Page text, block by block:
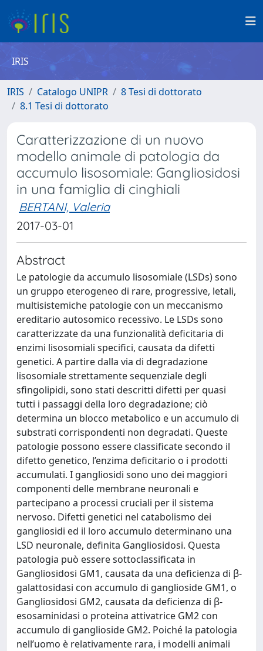
IRIS
IRIS Catalogo UNIPR
8 Tesi di dottorato
8.1 Tesi di dottorato
Caratterizzazione di un nuovo
modello animale di patologia da
accumulo lisosomiale: Gangliosidosi
in una famiglia di cinghiali
BERTANI, Valeria
2017-03-01
Abstract
Le patologie da accumulo lisosomiale (LSDs) sono
un gruppo eterogeneo di rare, progressive, letali,
multisistemiche patologie con un meccanismo
ereditario autosomico recessivo. Le LSDs sono
caratterizzate da una funzionalità deficitaria di
enzimi lisosomiali specifici, causata da difetti
genetici. A partire dalla via di degradazione
lisosomiale strettamente sequenziale degli
sfingolipidi, sono stati descritti difetti per quasi
tutti i passaggi della loro degradazione; ciò
determina un blocco metabolico e un accumulo di
substrati corrispondenti non degradati. Queste
patologie possono essere classificate secondo il
difetto genetico, l’enzima deficitario o i prodotti
accumulati. I gangliosidi sono uno dei maggiori
componenti delle membrane neuronali e
partecipano a processi cruciali per il sistema
nervoso. Difetti genetici nel catabolismo dei
gangliosidi ed il loro accumulo determinano una
LSD neuronale, definita Gangliosidosi. Questa
patologia può essere sottoclassificata in
Gangliosidosi GM1, causata da una deficienza di β-
galattosidasi con accumulo di ganglioside GM1, o
Gangliosidosi GM2, causata da deficienza di β-
esosaminidasi o proteina attivatrice GM2 con
accumulo di ganglioside GM2. Poiché la patologia
nell’uomo è relativamente rara, i modelli animali